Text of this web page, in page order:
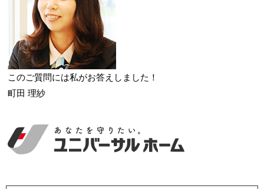
このご質問には私がお答えしました！
町田 理紗